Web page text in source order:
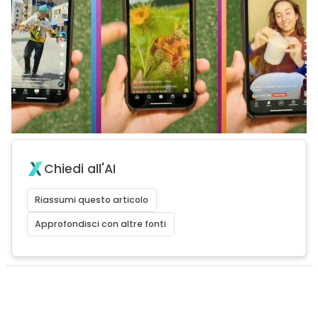
Chiedi all'AI
Riassumi questo articolo
Approfondisci con altre fonti